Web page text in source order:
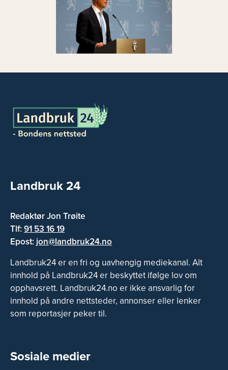
Landbruk 24
Redaktør Jon Trøite
Tlf:91 53 16 19
Epost: jon@landbruk24.no
Landbruk24 er en fri og uavhengig mediekanal. Alt
innhold på Landbruk24 er beskyttet ifølge lov om
opphavsrett. Landbruk24.no er ikke ansvarlig for
innhold på andre nettsteder, annonser eller lenker
som reportasjer peker til.
Sosiale medier